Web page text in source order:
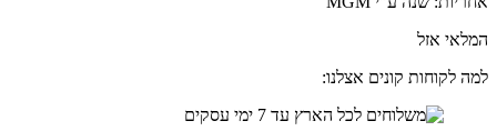
אזל
לקוחות קונים אצלנו: